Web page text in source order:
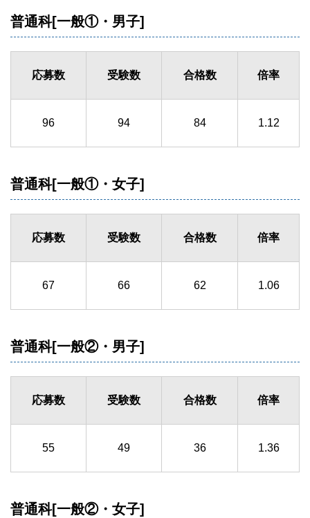
普通科[一般①・男子]
応募数 受験数 合格数 倍率
96 94 84 1.12
普通科[一般①・女子]
応募数 受験数 合格数 倍率
67 66 62 1.06
普通科[一般②・男子]
応募数 受験数 合格数 倍率
55 49 36 1.36
普通科[一般②・女子]